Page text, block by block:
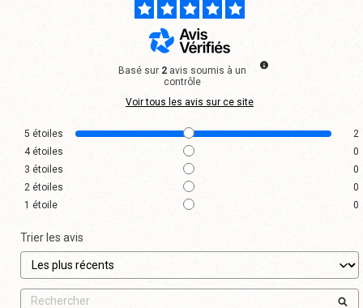
Basé sur 2 avis soumis à un
contrôle
Voir tous les avis sur ce site
5 étoiles
2
4 étoiles
0
3 étoiles
0
2 étoiles
0
1 étoile 0
Trier les avis